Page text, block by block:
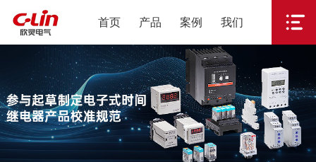
首页 产品 案例 我们